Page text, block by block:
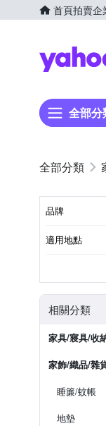
首頁拍賣企
全部分
品牌
適用地點
相關分類
家具/寢具/收
家飾/織品/雜
睡簾/蚊帳
地墊